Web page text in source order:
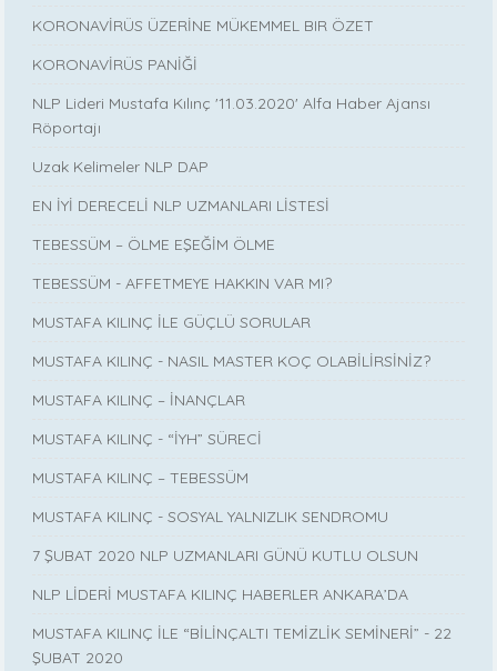
KORONAVİRÜS ÜZERİNE MÜKEMMEL BIR ÖZET
KORONAVİRÜS PANİĞİ
NLP Lideri Mustafa Kılınç '11.03.2020' Alfa Haber Ajansı
Röportajı
Uzak Kelimeler NLP DAP
EN İYİ DERECELİ NLP UZMANLARI LİSTESİ
TEBESSÜM – ÖLME EŞEĞİM ÖLME
TEBESSÜM - AFFETMEYE HAKKIN VAR MI?
MUSTAFA KILINÇ İLE GÜÇLÜ SORULAR
MUSTAFA KILINÇ - NASIL MASTER KOÇ OLABİLİRSİNİZ?
MUSTAFA KILINÇ – İNANÇLAR
MUSTAFA KILINÇ - “İYH” SÜRECİ
MUSTAFA KILINÇ – TEBESSÜM
MUSTAFA KILINÇ - SOSYAL YALNIZLIK SENDROMU
7 ŞUBAT 2020 NLP UZMANLARI GÜNÜ KUTLU OLSUN
NLP LİDERİ MUSTAFA KILINÇ HABERLER ANKARA’DA
MUSTAFA KILINÇ İLE “BİLİNÇALTI TEMİZLİK SEMİNERİ” - 22
ŞUBAT 2020